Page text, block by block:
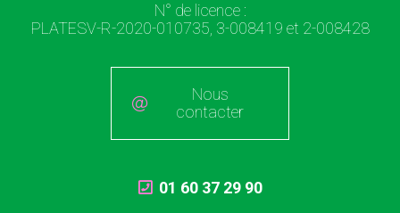
N° de licence :
PLATESV-R-2020-010735, 3-008419 et 2-008428
Nous
contacter
01 60 37 29 90